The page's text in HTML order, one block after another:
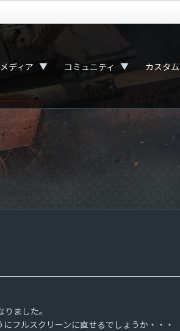
メディア ▼ コミュニティ ▼ カスタム
ました。
フルスクリーンに直せるでしょうか・・・